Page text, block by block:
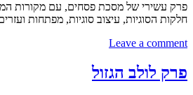
פרק עשירי של מסכת פסחים, עם מקורות
חלקות הסוגיות, עיצוב סוגיות, מפתחות
Leave a comment
פרק לולב הגזול